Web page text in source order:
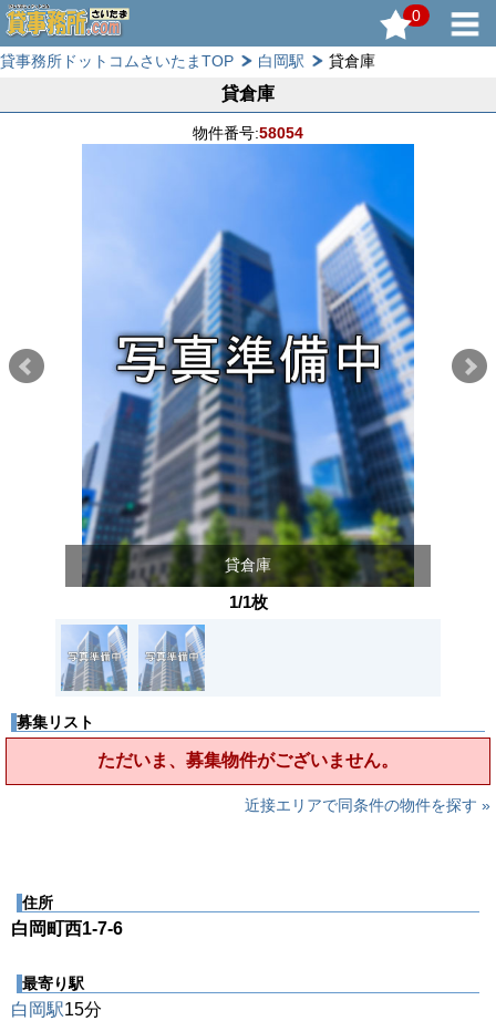
0
貸事務所ドットコムさいたまTOP 白岡駅 貸倉庫
貸倉庫
物件番号:58054
貸倉庫
1/1枚
募集リスト
ただいま、募集物件がございません。
近接エリアで同条件の物件を探す »
住所
白岡町西1-7-6
最寄り駅
白岡駅15分